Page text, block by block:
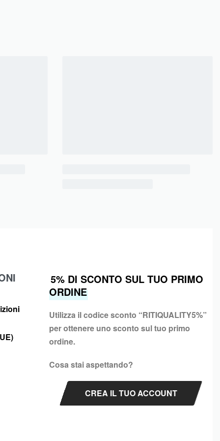
5% DI SCONTO SUL TUO PRIMO
ORDINE
Utilizza il codice sconto “RITIQUALITY5%”
per ottenere uno sconto sul tuo primo
ordine.
Cosa stai aspettando?
CREA IL TUO ACCOUNT